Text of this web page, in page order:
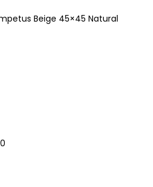
Beige 45×45 Natural